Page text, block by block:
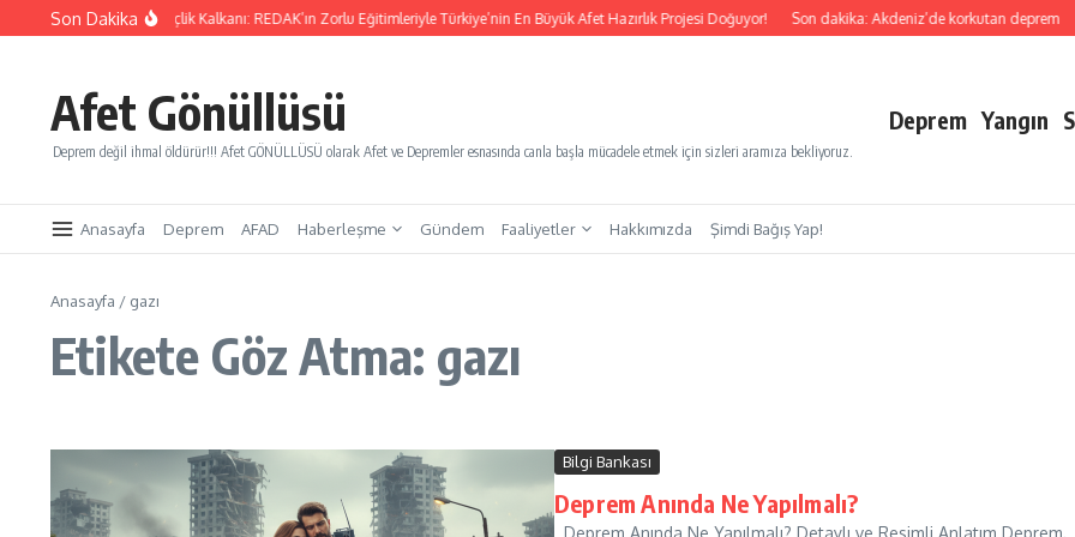
İçeriğe atlaSon Dakika
Yarınları Kurtaracak Gençlik Kalkanı: REDAK’ın Zorlu Eğitimleriyle Türkiye’nin En Büyük Afet Hazırlık Projesi Doğuyor! Son dakika: Akdeniz’de korkutan deprem
Afet Gönüllüsü
Deprem değil ihmal öldürür!!! Afet GÖNÜLLÜSÜ olarak Afet ve Depremler esnasında canla başla mücadele etmek için sizleri aramıza bekliyoruz.
Deprem Yangın
Anasayfa Deprem AFAD Haberleşme Gündem Faaliyetler Hakkımızda Şimdi Bağış Yap!
Anasayfa / gazı
Etikete Göz Atma: gazı
Bilgi Bankası
Deprem Anında Ne Yapılmalı?
Deprem Anında Ne Yapılmalı? Detaylı ve Resimli Anlatım Deprem,